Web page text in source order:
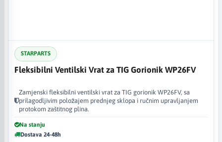
STARPARTS
Fleksibilni Ventilski Vrat za TIG Gorionik WP26FV
Zamjenski fleksibilni ventilski vrat za TIG gorionik WP26FV, sa
prilagodljivim položajem prednjeg sklopa i ručnim upravljanjem
protokom zaštitnog plina.
Na stanju
Dostava 24-48h